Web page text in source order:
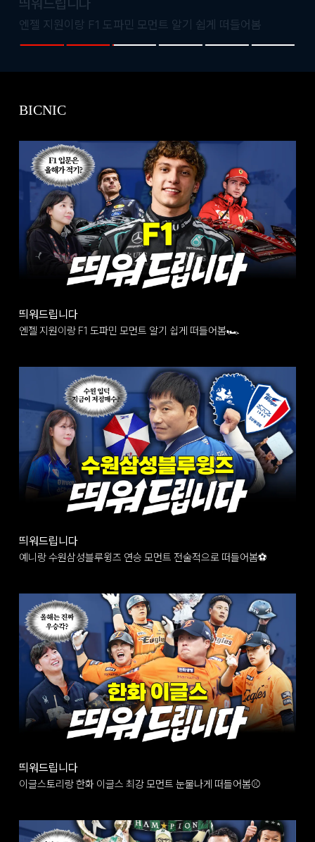
비사이드
교촌은 왜 치킨에 집중을 안 할까?
띄워드립니다
예니랑 수원삼성블루윙즈 연승 모먼트 전술적으로 떠들어
띄워드립니다
엔젤 지원이랑 F1 도파민 모먼트 알기 쉽게 떠들어봄
호카는 왜 러너들의 선택을 받았을까?
비플레이스
가서 먹으니까 더 맛있다 짜파게티 팝업스토어
비사이드
하이네켄은 왜 폴더폰을 만들까?
비사이드
교촌은 왜 치킨에 집중을 안 할까?
띄워드립니다
예니랑 수원삼성블루윙즈 연승 모먼트 전술적으로 떠들어
BICNIC
띄워드립니다
엔젤 지원이랑 F1 도파민 모먼트 알기 쉽게 떠들어봄🏎️
띄워드립니다
예니랑 수원삼성블루윙즈 연승 모먼트 전술적으로 떠들어봄⚽
띄워드립니다
이글스토리랑 한화 이글스 최강 모먼트 눈물나게 떠들어봄⚾️